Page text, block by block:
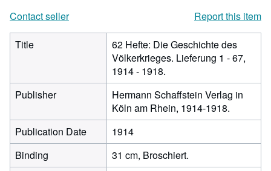
Contact seller
Report this item
Title
62 Hefte: Die Geschichte des
Völkerkrieges. Lieferung 1 - 67,
1914 - 1918.
Publisher
Hermann Schaffstein Verlag in
Köln am Rhein, 1914-1918.
Publication Date
1914
Binding
31 cm, Broschiert.